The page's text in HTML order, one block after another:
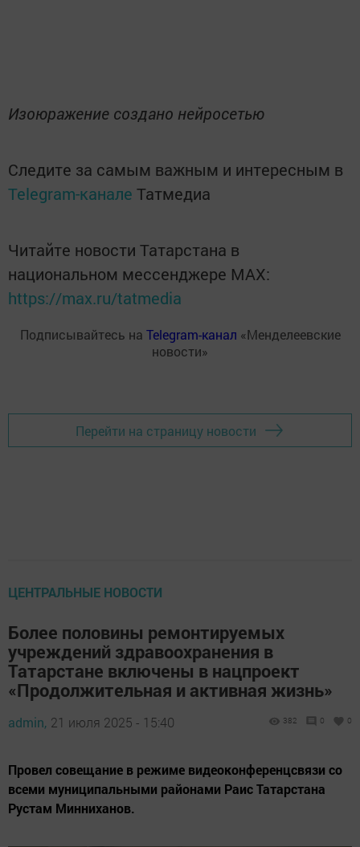
Изоюражение создано нейросетью
Следите за самым важным и интересным в
Telegram-канале Татмедиа
Читайте новости Татарстана в
национальном мессенджере MАХ:
https://max.ru/tatmedia
Подписывайтесь на Telegram-канал «Менделеевские
новости»
Перейти на страницу новости
ЦЕНТРАЛЬНЫЕ НОВОСТИ
Более половины ремонтируемых
учреждений здравоохранения в
Татарстане включены в нацпроект
«Продолжительная и активная жизнь»
admin, 21 июля 2025 - 15:40 382 0 0
Провел совещание в режиме видеоконференцсвязи со
всеми муниципальными районами Раис Татарстана
Рустам Минниханов.